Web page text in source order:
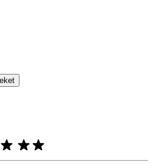
kezeli, és megfelelnek a
besorolás formájában kifejezett